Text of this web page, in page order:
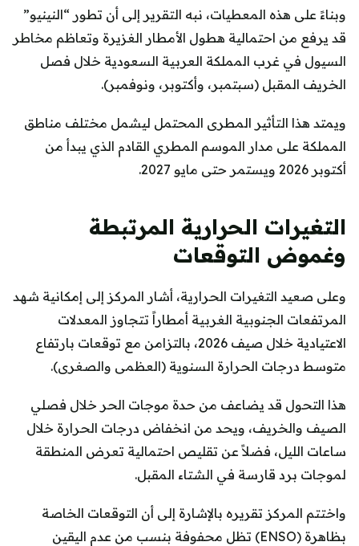
وبناءً على هذه المعطيات، نبه التقرير إلى أن تطور “النينيو”
قد يرفع من احتمالية هطول الأمطار الغزيرة وتعاظم مخاطر
السيول في غرب المملكة العربية السعودية خلال فصل
الخريف المقبل (سبتمبر، وأكتوبر، ونوفمبر).
ويمتد هذا التأثير المطرى المحتمل ليشمل مختلف مناطق
المملكة على مدار الموسم المطري القادم الذي يبدأ من
أكتوبر 2026 ويستمر حتى مايو 2027.
التغيرات الحرارية المرتبطة
وغموض التوقعات
وعلى صعيد التغيرات الحرارية، أشار المركز إلى إمكانية شهد
المرتفعات الجنوبية الغربية أمطاراً تتجاوز المعدلات
الاعتيادية خلال صيف 2026، بالتزامن مع توقعات بارتفاع
متوسط درجات الحرارة السنوية (العظمى والصغرى).
هذا التحول قد يضاعف من حدة موجات الحر خلال فصلي
الصيف والخريف، ويحد من انخفاض درجات الحرارة خلال
ساعات الليل، فضلاً عن تقليص احتمالية تعرض المنطقة
لموجات برد قارسة في الشتاء المقبل.
واختتم المركز تقريره بالإشارة إلى أن التوقعات الخاصة
بظاهرة (ENSO) تظل محفوفة بنسب من عدم اليقين